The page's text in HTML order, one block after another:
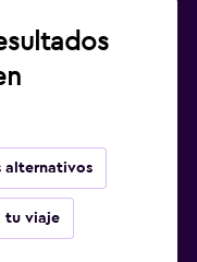
alternativos
tu viaje